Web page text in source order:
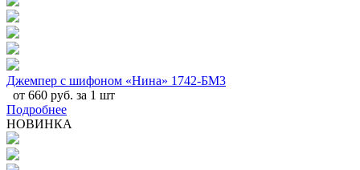
Джемпер с шифоном «Нина» 1742-БМ3
от 660 руб. за 1 шт
Подробнее
НОВИНКА